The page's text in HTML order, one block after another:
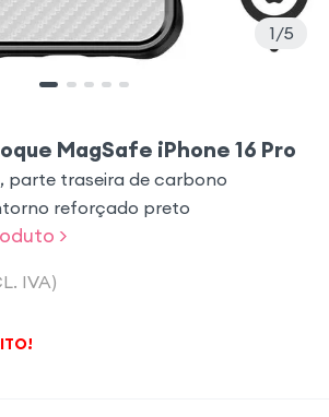
1 5
MagSafe iPhone 16 Pro
parte traseira de carbono
reforçado preto
>
IVA)